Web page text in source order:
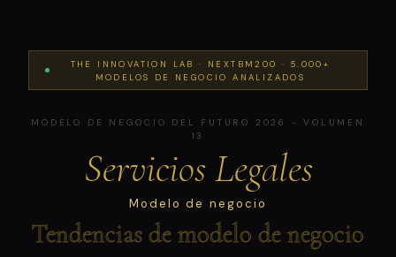
THE INNOVATION LAB · NEXTBM200 · 5.000+
MODELOS DE NEGOCIO ANALIZADOS
MODELO DE NEGOCIO DEL FUTURO 2026 - VOLUMEN
13
Servicios Legales
Modelo de negocio
Tendencias de modelo de negocio